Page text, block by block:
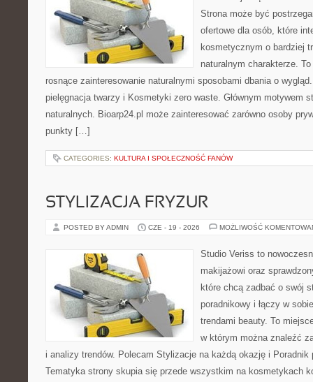
Strona może być
ofertowe dla osób, które
kosmetycznym o bardziej
naturalnym charakterze.
rosnące zainteresowanie naturalnymi sposobami dbania o
pielęgnacja twarzy i Kosmetyki zero waste. Głównym motywem
naturalnych. Bioarp24.pl może zainteresować zarówno osoby
punkty […]
CATEGORIES: KULTURA I SPOŁECZNOŚĆ FANÓW
STYLIZACJA FRYZUR
POSTED BY ADMIN CZE - 19 - 2026 MOŻLIWOŚĆ
Studio Veriss to
makijażowi oraz
które chcą zadbać o swój
poradnikowy i łączy w
trendami beauty. To
w którym można znaleźć
i analizy trendów. Polecam Stylizacje na każdą okazję i
Tematyka strony skupia się przede wszystkim na kosmetykach